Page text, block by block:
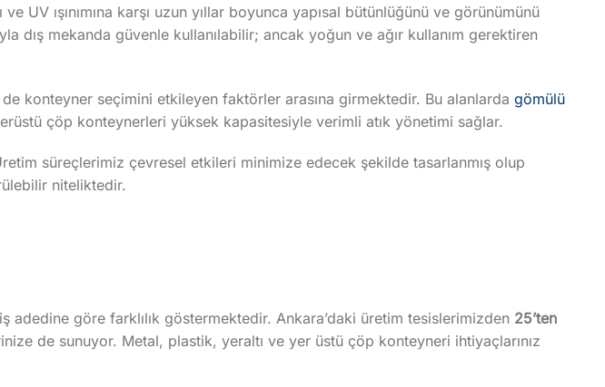
UV ışınımına karşı uzun yıllar boyunca yapısal bütünlüğünü ve görünümünü
dış mekanda güvenle kullanılabilir; ancak yoğun ve ağır kullanım gerektiren
konteyner seçimini etkileyen faktörler arasına girmektedir. Bu alanlarda gömülü
çöp konteynerleri yüksek kapasitesiyle verimli atık yönetimi sağlar.
süreçlerimiz çevresel etkileri minimize edecek şekilde tasarlanmış olup
niteliktedir.
göre farklılık göstermektedir. Ankara’daki üretim tesislerimizden 25’ten
de sunuyor. Metal, plastik, yeraltı ve yer üstü çöp konteyneri ihtiyaçlarınız